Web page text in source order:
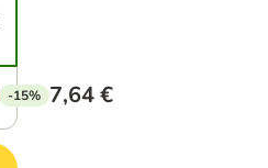
-15% 7,64 €